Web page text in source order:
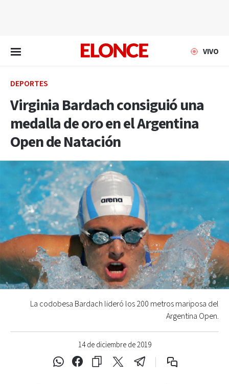
VIVO
DEPORTES
Virginia Bardach consiguió una
medalla de oro en el Argentina
Open de Natación
14 de diciembre de 2019
La codobesa Bardach lideró los 200 metros mariposa del
Argentina Open.